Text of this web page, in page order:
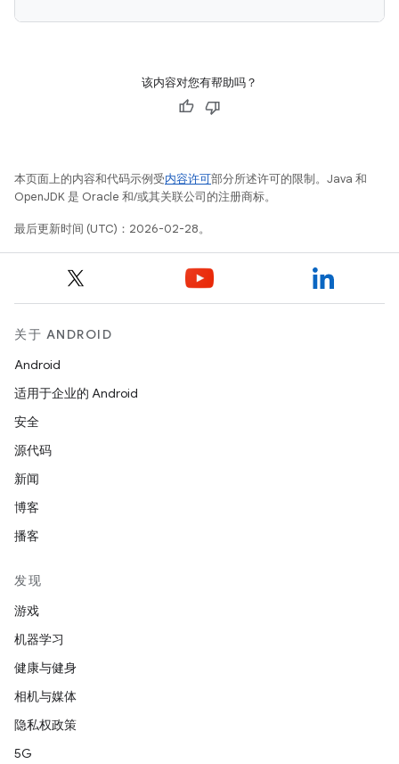
该内容对您有帮助吗？
本页面上的内容和代码示例受内容许可部分所述许可的限制。Java 和
OpenJDK 是 Oracle 和/或其关联公司的注册商标。
最后更新时间 (UTC)：2026-02-28。
关于 ANDROID
Android
适用于企业的 Android
安全
源代码
新闻
博客
播客
发现
游戏
机器学习
健康与健身
相机与媒体
隐私权政策
5G